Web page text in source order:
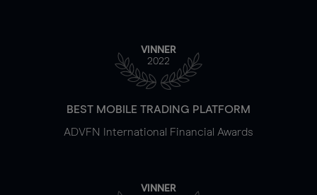
VINNER
2022
BEST MOBILE TRADING PLATFORM
ADVFN International Financial Awards
VINNER